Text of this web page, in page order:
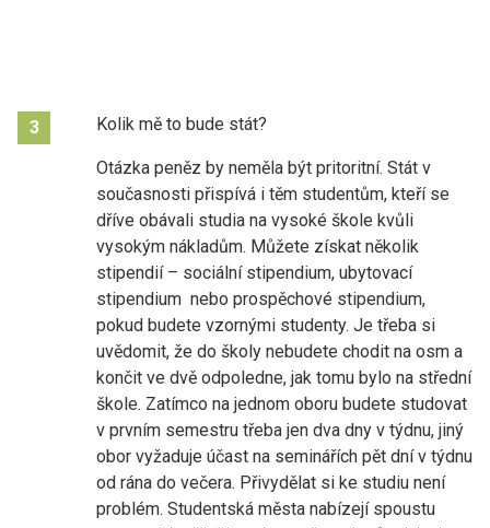
3 Kolik mě to bude stát?
Otázka peněz by neměla být pritoritní. Stát v
současnosti přispívá i těm studentům, kteří se
dříve obávali studia na vysoké škole kvůli
vysokým nákladům. Můžete získat několik
stipendií – sociální stipendium, ubytovací
stipendium nebo prospěchové stipendium,
pokud budete vzornými studenty. Je třeba si
uvědomit, že do školy nebudete chodit na osm a
končit ve dvě odpoledne, jak tomu bylo na střední
škole. Zatímco na jednom oboru budete studovat
v prvním semestru třeba jen dva dny v týdnu, jiný
obor vyžaduje účast na seminářích pět dní v týdnu
od rána do večera. Přivydělat si ke studiu není
problém. Studentská města nabízejí spoustu